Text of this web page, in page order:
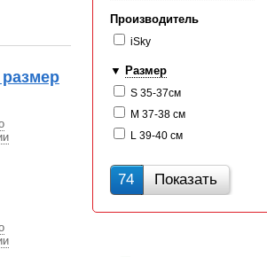
Производитель
iSky
Размер
S 35-37см
M 37-38 см
L 39-40 см
74 Показать